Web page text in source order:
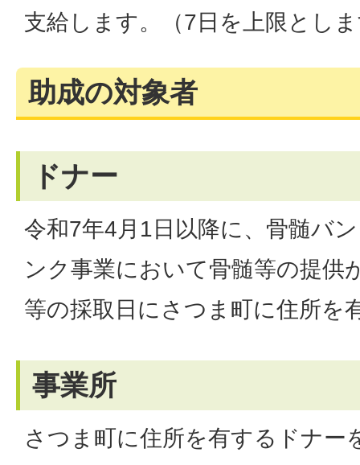
支給します。（7日を上限とし
助成の対象者
ドナー
令和7年4月1日以降に、骨髄バ
ンク事業において骨髄等の提供
等の採取日にさつま町に住所を
事業所
さつま町に住所を有するドナー